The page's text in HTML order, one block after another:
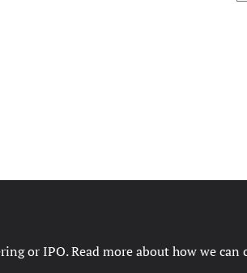
or IPO. Read more about how we